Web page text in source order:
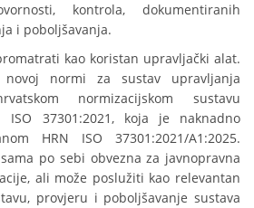
kontrola, dokumentiranih
i poboljšavanja.
kao koristan upravljački alat.
normi za sustav upravljanja
normizacijskom sustavu
ISO 37301:2021, koja je naknadno
HRN ISO 37301:2021/A1:2025.
po sebi obvezna za javnopravna
ali može poslužiti kao relevantan
provjeru i poboljšavanje sustava